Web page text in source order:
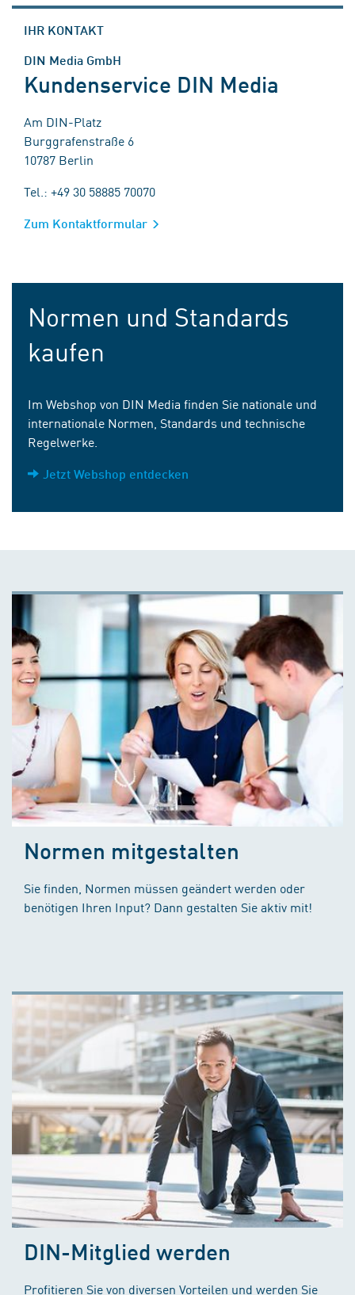
IHR KONTAKT
DIN Media GmbH
Kundenservice DIN Media
Am DIN-Platz
Burggrafenstraße 6
10787 Berlin
Tel.: +49 30 58885 70070
Zum Kontaktformular
Normen und Standards
kaufen
Im Webshop von DIN Media finden Sie nationale und
internationale Normen, Standards und technische
Regelwerke.
Jetzt Webshop entdecken
Normen mitgestalten
Sie finden, Normen müssen geändert werden oder
benötigen Ihren Input? Dann gestalten Sie aktiv mit!
DIN-Mitglied werden
Profitieren Sie von diversen Vorteilen und werden Sie